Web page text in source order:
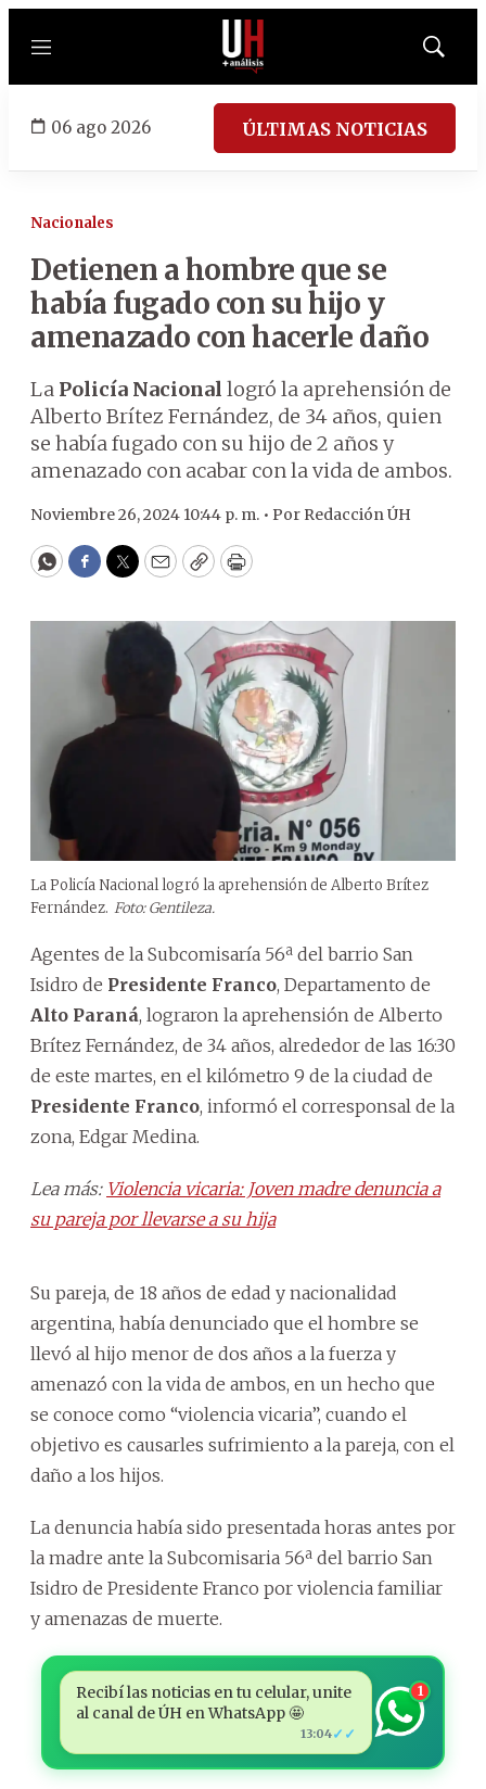
Menú
Mostrar
06 ago 2026 ÚLTIMAS NOTICIAS
Nacionales
Detienen a hombre que se
había fugado con su hijo y
amenazado con hacerle daño
La Policía Nacional logró la aprehensión de
Alberto Brítez Fernández, de 34 años, quien
se había fugado con su hijo de 2 años y
amenazado con acabar con la vida de ambos.
Noviembre 26, 2024 10:44 p. m. • Por Redacción ÚH
WhatsApp
Facebook
Twitter
EmailCopyPrint
La Policía Nacional logró la aprehensión de Alberto Brítez
Fernández. Foto: Gentileza.
Agentes de la Subcomisaría 56ª del barrio San
Isidro de Presidente Franco, Departamento de
Alto Paraná, lograron la aprehensión de Alberto
Brítez Fernández, de 34 años, alrededor de las 16:30
de este martes, en el kilómetro 9 de la ciudad de
Presidente Franco, informó el corresponsal de la
zona, Edgar Medina.
Lea más: Violencia vicaria: Joven madre denuncia a
su pareja por llevarse a su hija
Su pareja, de 18 años de edad y nacionalidad
argentina, había denunciado que el hombre se
llevó al hijo menor de dos años a la fuerza y
amenazó con la vida de ambos, en un hecho que
se conoce como “violencia vicaria”, cuando el
objetivo es causarles sufrimiento a la pareja, con el
daño a los hijos.
La denuncia había sido presentada horas antes por
la madre ante la Subcomisaria 56ª del barrio San
Isidro de Presidente Franco por violencia familiar
y amenazas de muerte.
Recibí las noticias en tu celular, unite
al canal de ÚH en WhatsApp 🤩
13:04✓✓
1